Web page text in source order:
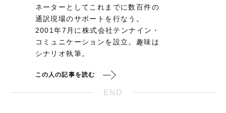
ネーターとしてこれまでに数百件の
通訳現場のサポートを行なう。
2001年7月に株式会社テンナイン・
コミュニケーションを設立。趣味は
シナリオ執筆。
この人の記事を読む
END